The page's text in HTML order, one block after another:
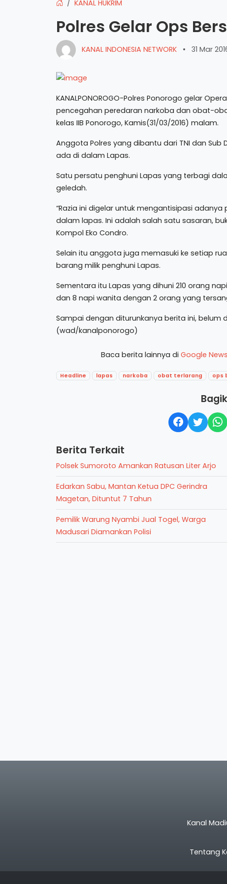
KANAL HUKRIM
Polres Gelar Ops
KANAL INDONESIA NETWORK • 31 Mar
KANALPONOROGO-Polres Ponorogo gelar
pencegahan peredaran narkoba dan obat-
kelas IIB Ponorogo, Kamis(31/03/2016) malam.
Anggota Polres yang dibantu dari TNI dan
ada di dalam Lapas.
Satu persatu penghuni Lapas yang terbagi
geledah.
“Razia ini digelar untuk mengantisipasi
dalam lapas. Ini adalah salah satu sasaran,
Kompol Eko Condro.
Selain itu anggota juga memasuki ke setiap
barang milik penghuni Lapas.
Sementara itu Lapas yang dihuni 210 orang
dan 8 napi wanita dengan 2 orang yang
Sampai dengan diturunkanya berita ini, belum
(wad/kanalponorogo)
Baca berita lainnya di Google News
Headline lapas narkoba obat terlarang ops
Berita Terkait
Polsek Sumoroto Amankan Ratusan Liter Arjo
Edarkan Sabu, Mantan Ketua DPC Gerindra
Magetan, Dituntut 7 Tahun
Pemilik Warung Nyambi Jual Togel, Warga
Madusari Diamankan Polisi
Kanal
Tentang